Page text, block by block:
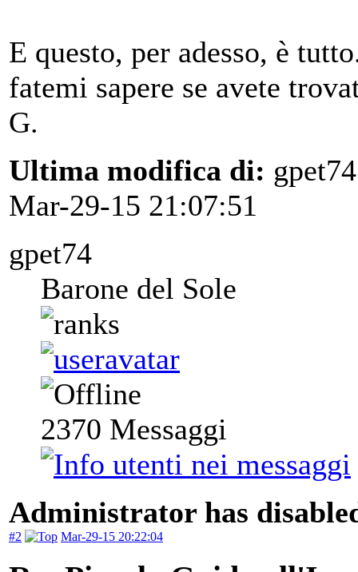
E questo, per adesso, è
fatemi sapere se avete
G.
Ultima modifica di: gpet74
Mar-29-15 21:07:51
gpet74
Barone del Sole
2370 Messaggi
Administrator has
#2 Mar-29-15 20:22:04